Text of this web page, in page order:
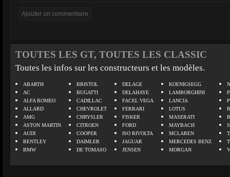
TOUTES LES GT, TOUTES LES CLASSIC
Toutes les infos sur les constructeurs et les modèles.
ABARTH
AC
ALFA ROMEO
ALLARD
AMG
ASTON MARTIN
AUDI
BENTLEY
BMW
BRISTOL
BUGATTI
CADILLAC
CHEVROLET
CHRYSLER
CITROEN
COOPER
DAIMLER
DE TOMASO
DELAGE
DELAHAYE
FACEL VEGA
FERRARI
FISKER
FORD
ISO RIVOLTA
JAGUAR
JENSEN
KOENIGSEGG
LAMBORGHINI
LANCIA
LOTUS
MASERATI
MAYBACH
MCLAREN
MERCEDES BENZ
MORGAN